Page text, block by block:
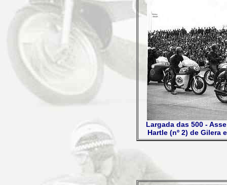
Largada das 500 -
Hartle (nº 2) de Gilera